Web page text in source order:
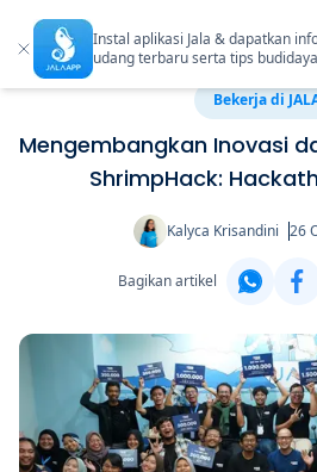
Instal aplikasi Jala & dapatkan
udang terbaru serta tips
Bekerja di
Mengembangkan Inovasi
ShrimpHack:
Kalyca Krisandini 26
Bagikan artikel